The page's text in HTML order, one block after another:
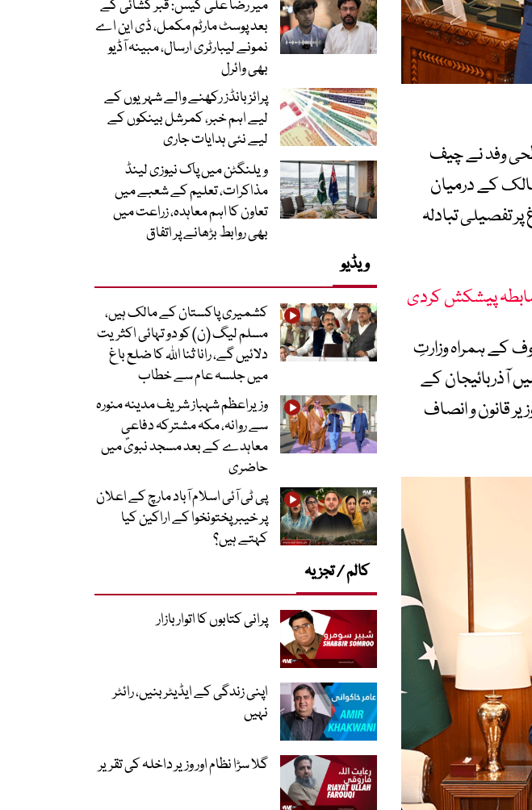
وفد نے چیف
کے درمیان
تفصیلی تبادلہ
پیشکش کردی
کے ہمراہ وزارتِ
آذربائیجان کے
قانون و انصاف
میر رضا علی کیس: قبر کشائی کے
بعد پوسٹ مارٹم مکمل، ڈی این اے
نمونے لیبارٹری ارسال، مبینہ آڈیو
بھی وائرل
پرائز بانڈز رکھنے والے شہریوں کے
لیے اہم خبر، کمرشل بینکوں کے
لیے نئی ہدایات جاری
ویلنگٹن میں پاک نیوزی لینڈ
مذاکرات، تعلیم کے شعبے میں
تعاون کا اہم معاہدہ، زراعت میں
بھی روابط بڑھانے پر اتفاق
ویڈیو
کشمیری پاکستان کے مالک ہیں،
مسلم لیگ (ن) کو دو تہائی اکثریت
دلائیں گے، رانا ثنا اللہ کا ضلع باغ
میں جلسہ عام سے خطاب
وزیراعظم شہباز شریف مدینہ منورہ
سے روانہ، مکہ مشترکہ دفاعی
معاہدے کے بعد مسجد نبویؐ میں
حاضری
پی ٹی آئی اسلام آباد مارچ کے اعلان
پر خیبر پختونخوا کے اراکین کیا
کہتے ہیں؟
کالم / تجزیہ
پرانی کتابوں کا اتوار بازار
اپنی زندگی کے ایڈیٹر بنیں، رائٹر
نہیں
گلا سڑا نظام اور وزیر داخلہ کی تقریر